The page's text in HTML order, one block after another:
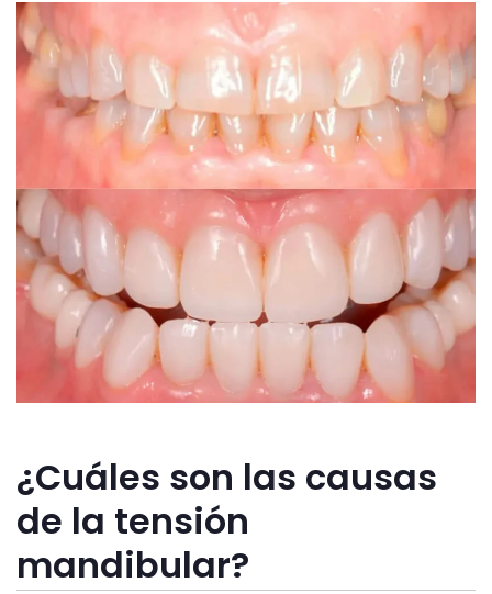
¿Cuáles son las causas
de la tensión
mandibular?